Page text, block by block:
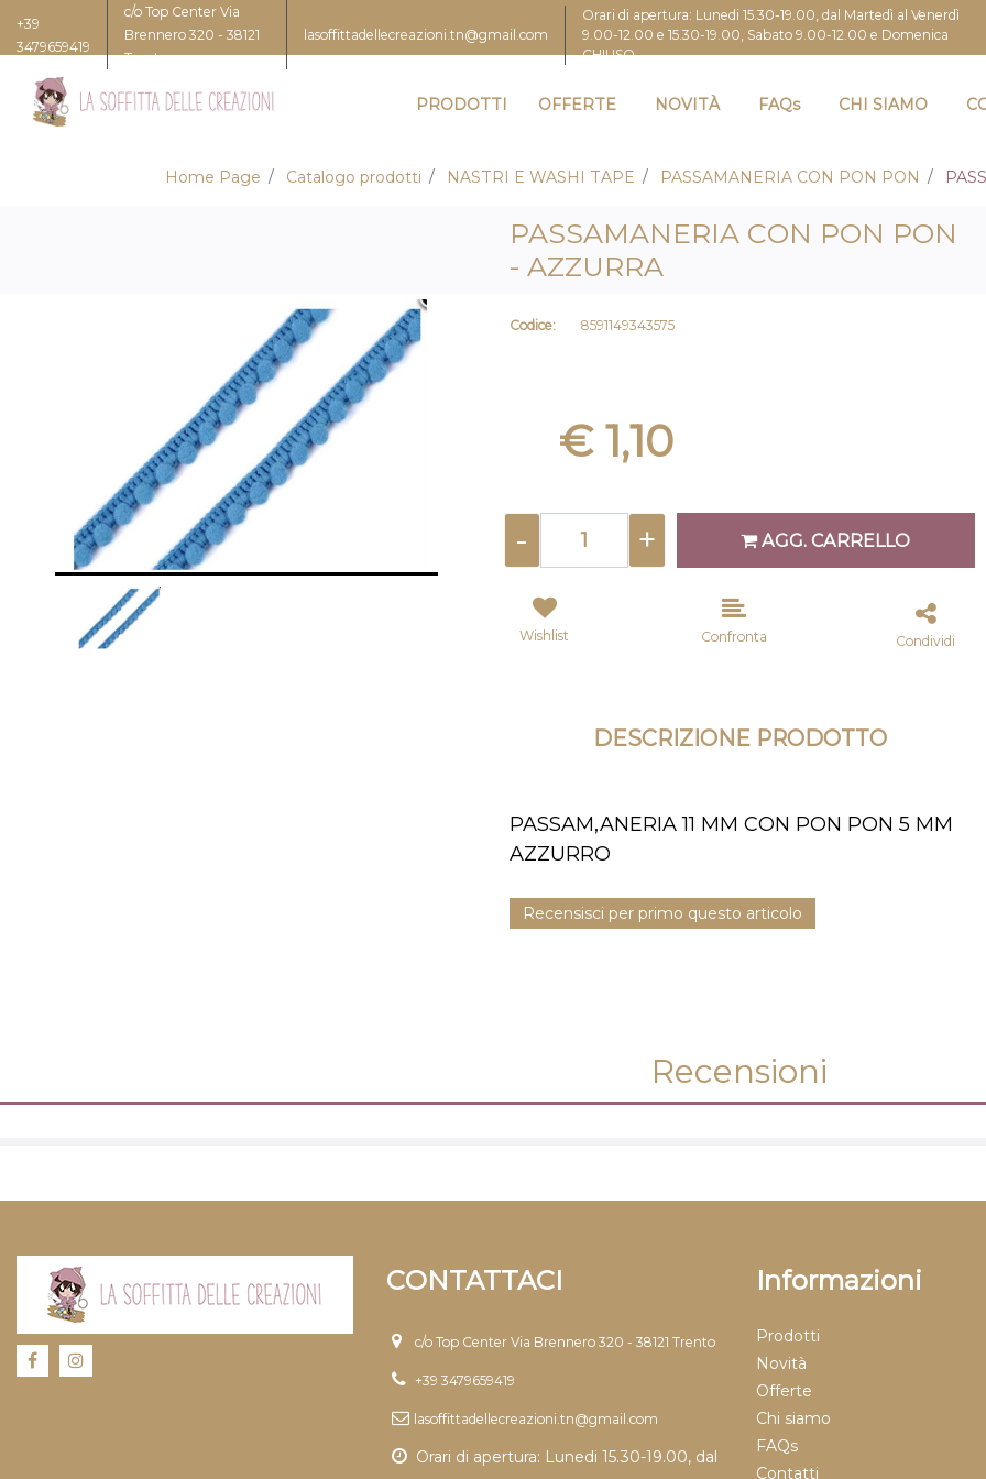
+39
3479659419
c/o Top Center Via
Brennero 320 - 38121
Trento
lasoffittadellecreazioni.tn@gmail.com
Orari di apertura: Lunedi 15.30-19.00, dal Martedì al Venerdì
9.00-12.00 e 15.30-19.00, Sabato 9.00-12.00 e Domenica
CHIUSO
PRODOTTI OFFERTE NOVITÀ FAQs CHI SIAMO
Home Page Catalogo prodotti NASTRI E WASHI TAPE PASSAMANERIA CON PON PON
PASSAMANERIA CON PON PON
- AZZURRA
Codice: 8591149343575
€ 1,10
AGG. CARRELLO
Wishlist Confronta Condividi
DESCRIZIONE PRODOTTO
PASSAM,ANERIA 11 MM CON PON PON 5 MM
AZZURRO
Recensisci per primo questo articolo
Recensioni
CONTATTACI
c/o Top Center Via Brennero 320 - 38121 Trento
+39 3479659419
lasoffittadellecreazioni.tn@gmail.com
Orari di apertura: Lunedi 15.30-19.00, dal
Informazioni
Prodotti
Novità
Offerte
Chi siamo
FAQs
Contatti